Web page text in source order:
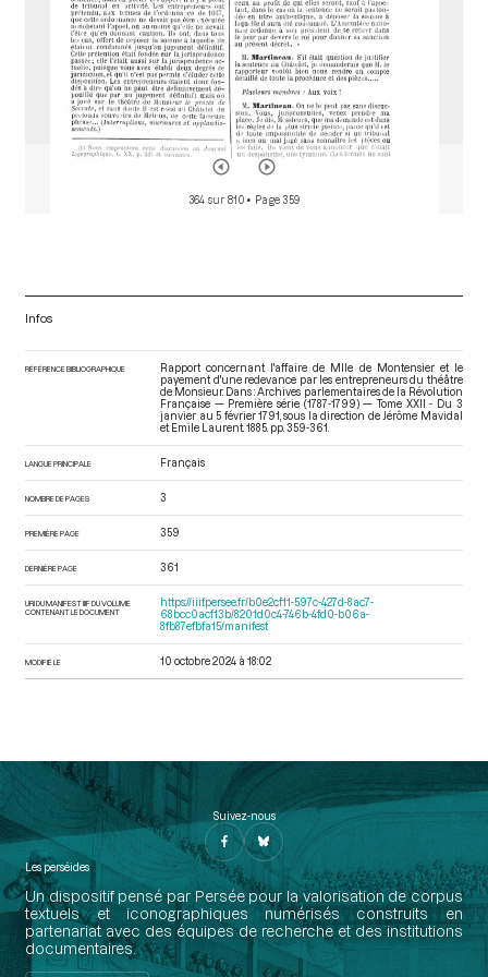
Le Couteulx de Canteleu Jean Barthélemy
Regnaud de Saint-Jean
d'Angély Michel Louis Etienne
Ajournement de la discussion d'un projet de décret du comité
de liquidation sur la direction générale de la liquidation, lors de
la séance du 21 janvier 1791 [Déroulement des séances]
364 sur 810 • Page 359
Infos
RÉFÉRENCE BIBLIOGRAPHIQUE
Rapport concernant l'affaire de Mlle de Montensier et le
payement d'une redevance par les entrepreneurs du théâtre
de Monsieur. Dans : Archives parlementaires de la Révolution
Française — Première série (1787-1799) — Tome XXII - Du 3
janvier au 5 février 1791 , sous la direction de Jérôme Mavidal
et Emile Laurent. 1885. pp. 359-361.
LANGUE PRINCIPALE Français
NOMBRE DE PAGES 3
PREMIÈRE PAGE 359
DERNIÈRE PAGE 361
URI DU MANIFEST IIIF DU VOLUME
CONTENANT LE DOCUMENT
https://iiif.persee.fr/b0e2cf11-597c-427d-8ac7-
68bcc0acf13b/8201d0c4-746b-4fd0-b06a-
8fb87efbfa15/manifest
MODIFIÉ LE 10 octobre 2024 à 18:02
Suivez-nous
Les perséides
Un dispositif pensé par Persée pour la valorisation de corpus
textuels et iconographiques numérisés construits en
partenariat avec des équipes de recherche et des institutions
documentaires.